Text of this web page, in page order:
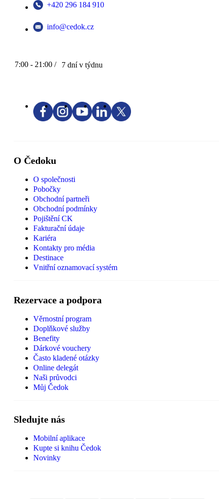
+420 296 184 910
info@cedok.cz
7:00 - 21:00 / 7 dní v týdnu
O Čedoku
O společnosti
Pobočky
Obchodní partneři
Obchodní podmínky
Pojištění CK
Fakturační údaje
Kariéra
Kontakty pro média
Destinace
Vnitřní oznamovací systém
Rezervace a podpora
Věrnostní program
Doplňkové služby
Benefity
Dárkové vouchery
Často kladené otázky
Online delegát
Naši průvodci
Můj Čedok
Sledujte nás
Mobilní aplikace
Kupte si knihu Čedok
Novinky